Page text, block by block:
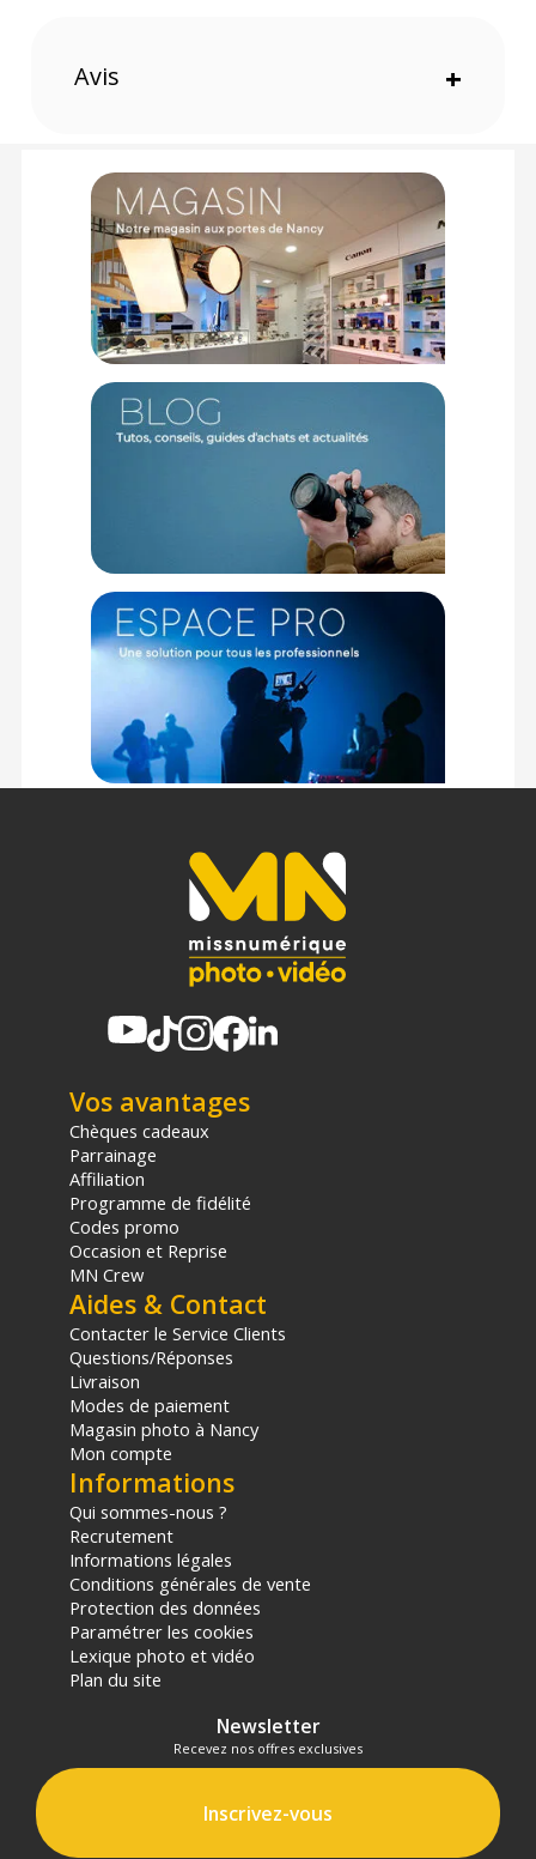
Marque : Bresser
Compatibilité : Avec les systèmes de background MB-1, 2 et
PHYSIQUE
Couleur : Argenté
Domaine d’utilisation : Photographe du produit, Portrait
Matériau : Métal, Plastique
Longueur : Environ 2 mètres
Poids : 680 g
Offre valable jusqu'au 09-08-2026 inclus.
Code EAN Bresser MB-91 Chaîne en métal pour systèmes de
fond - Fixations & accessoires - Achat et prix :
(1) Nombre de points Fidélité estimés, hors remises au panier, basé
sur le prix TTC en €, les points seront effectivement calculés dans le
Avis +
Vos avantages
Chèques cadeaux
Parrainage
Affiliation
Programme de fidélité
Codes promo
Occasion et Reprise
MN Crew
Aides & Contact
Contacter le Service Clients
Questions/Réponses
Livraison
Modes de paiement
Magasin photo à Nancy
Mon compte
Informations
Qui sommes-nous ?
Recrutement
Informations légales
Conditions générales de vente
Protection des données
Paramétrer les cookies
Lexique photo et vidéo
Plan du site
Newsletter
Recevez nos offres exclusives
Inscrivez-vous